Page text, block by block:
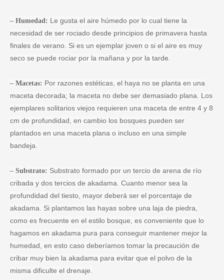
– Humedad: Le gusta el aire húmedo por lo cual tiene la
necesidad de ser rociado desde principios de primavera hasta
finales de verano. Si es un ejemplar joven o si el aire es muy
seco se puede rociar por la mañana y por la tarde.
– Macetas: Por razones estéticas, el haya no se planta en una
maceta decorada; la maceta no debe ser demasiado plana. Los
ejemplares solitarios viejos requieren una maceta de entre 4 y 8
cm de profundidad, en cambio los bosques pueden ser
plantados en una maceta plana o incluso en una simple
bandeja.
– Substrato: Substrato formado por un tercio de arena de río
cribada y dos tercios de akadama. Cuanto menor sea la
profundidad del tiesto, mayor deberá ser el porcentaje de
akadama. Si plantamos las hayas sobre una laja de piedra,
como es frecuente en el estilo bosque, es conveniente que lo
hagamos en akadama pura para conseguir mantener mejor la
humedad, en esto caso deberíamos tomar la precaución de
cribar muy bien la akadama para evitar que el polvo de la
misma dificulte el drenaje.